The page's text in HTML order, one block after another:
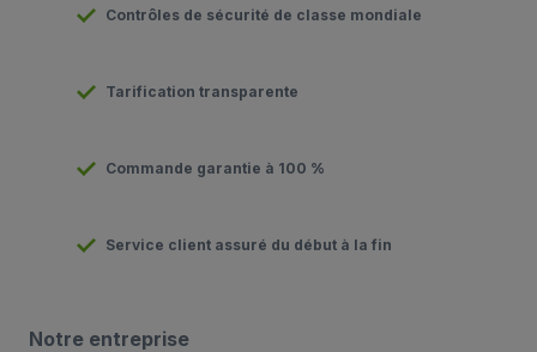
Contrôles de sécurité de classe mondiale
Tarification transparente
Commande garantie à 100 %
Service client assuré du début à la fin
Notre entreprise